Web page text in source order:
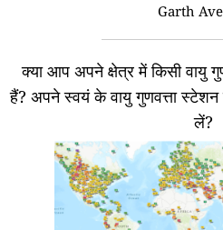
Garth
क्या आप अपने क्षेत्र में किसी वायु
हैं? अपने स्वयं के वायु गुणवत्ता स्टेशन
लें?